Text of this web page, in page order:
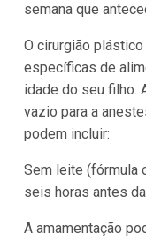
semana que
O cirurgião
específicas de
idade do seu filho.
vazio para a
podem incluir:
Sem leite (fórmula
seis horas antes
A amamentação